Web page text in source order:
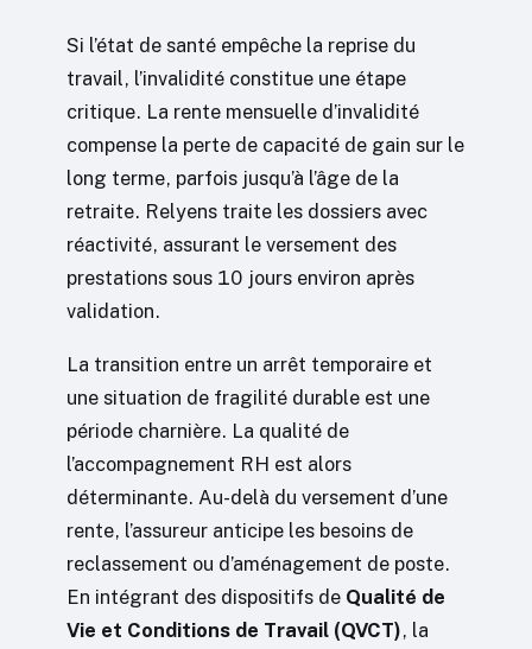
Si l’état de santé empêche la reprise du
travail, l’invalidité constitue une étape
critique. La rente mensuelle d’invalidité
compense la perte de capacité de gain sur le
long terme, parfois jusqu’à l’âge de la
retraite. Relyens traite les dossiers avec
réactivité, assurant le versement des
prestations sous 10 jours environ après
validation.
La transition entre un arrêt temporaire et
une situation de fragilité durable est une
période charnière. La qualité de
l’accompagnement RH est alors
déterminante. Au-delà du versement d’une
rente, l’assureur anticipe les besoins de
reclassement ou d’aménagement de poste.
En intégrant des dispositifs de Qualité de
Vie et Conditions de Travail (QVCT), la